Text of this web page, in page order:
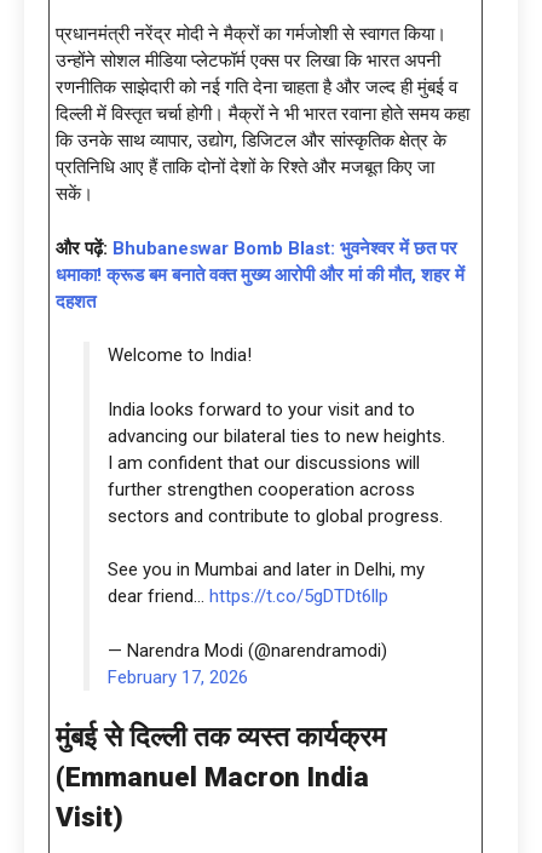
प्रधानमंत्री नरेंद्र मोदी ने मैक्रों का गर्मजोशी से स्वागत किया।
उन्होंने सोशल मीडिया प्लेटफॉर्म एक्स पर लिखा कि भारत अपनी
रणनीतिक साझेदारी को नई गति देना चाहता है और जल्द ही मुंबई व
दिल्ली में विस्तृत चर्चा होगी। मैक्रों ने भी भारत रवाना होते समय कहा
कि उनके साथ व्यापार, उद्योग, डिजिटल और सांस्कृतिक क्षेत्र के
प्रतिनिधि आए हैं ताकि दोनों देशों के रिश्ते और मजबूत किए जा
सकें।
और पढ़ें: Bhubaneswar Bomb Blast: भुवनेश्वर में छत पर
धमाका! क्रूड बम बनाते वक्त मुख्य आरोपी और मां की मौत, शहर में
दहशत
Welcome to India!
India looks forward to your visit and to
advancing our bilateral ties to new heights.
I am confident that our discussions will
further strengthen cooperation across
sectors and contribute to global progress.
See you in Mumbai and later in Delhi, my
dear friend… https://t.co/5gDTDt6llp
— Narendra Modi (@narendramodi)
February 17, 2026
मुंबई से दिल्ली तक व्यस्त कार्यक्रम
(Emmanuel Macron India
Visit)